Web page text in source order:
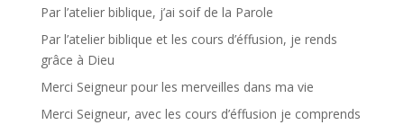
Par l’atelier biblique, j’ai soif de la Parole
Par l’atelier biblique et les cours d’éffusion, je rends
grâce à Dieu
Merci Seigneur pour les merveilles dans ma vie
Merci Seigneur, avec les cours d’éffusion je comprends